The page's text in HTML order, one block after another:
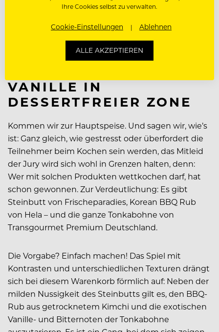
Bronzo-­Pasta harmoniert perfekt mit Hitze und
anspruchsvolle Küchenprozesse und bleibt dabei
erstaunlich bissfest und formtreu. Instagrammable
VANILLE IN
DESSERTFREIER ZONE
Kommen wir zur Hauptspeise. Und sagen wir, wie’s
ist: Ganz gleich, wie gestresst oder überfordert die
Teilnehmer beim Kochen sein werden, das Mitleid
der Jury wird sich wohl in Grenzen halten, denn:
Wer mit solchen Produkten wettkochen darf, hat
schon gewonnen. Zur Verdeutlichung: Es gibt
Steinbutt von Frischeparadies, Korean BBQ Rub
von Hela – und die ganze Tonkabohne von
Transgourmet Premium Deutschland.
Die Vorgabe? Einfach machen! Das Spiel mit
Kontrasten und unterschiedlichen Texturen drängt
sich bei diesem Warenkorb förmlich auf: Neben der
milden Nussigkeit des Steinbutts gilt es, den BBQ-
Rub aus getrocknetem Kimchi und die exotischen
Vanille- und Bitternoten der Tonkabohne
Ihre Cookies selbst zu verwalten.
Cookie-Einstellungen Ablehnen
ALLE AKZEPTIEREN